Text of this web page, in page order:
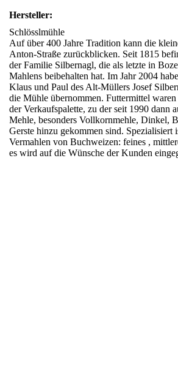
Hersteller:
Schlösslmühle
Auf über 400 Jahre Tradition kann die
Anton-Straße zurückblicken. Seit 1815
der Familie Silbernagl, die als letzte in
Mahlens beibehalten hat. Im Jahr 2004
Klaus und Paul des Alt-Müllers Josef
die Mühle übernommen. Futtermittel
der Verkaufspalette, zu der seit 1990 dann
Mehle, besonders Vollkornmehle, Dinkel,
Gerste hinzu gekommen sind. Spezialisiert
Vermahlen von Buchweizen: feines ,
es wird auf die Wünsche der Kunden